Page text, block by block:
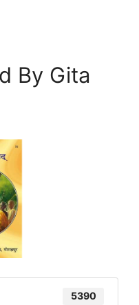
By Gita
5390